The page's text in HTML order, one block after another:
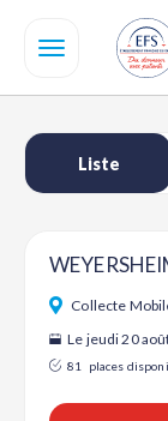
contenu
Liste
Collecte
Le jeudi 20
81 places